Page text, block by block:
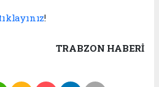
!
TRABZON HABERİ